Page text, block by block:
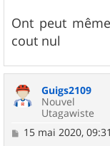
Ont peut
cout nul
Guigs2109
Nouvel
Utagawiste
M15 mai 2020, 09:31